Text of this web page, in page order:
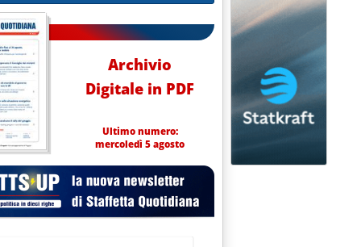
Archivio
Digitale in PDF
Ultimo numero:
mercoledì 5 agosto